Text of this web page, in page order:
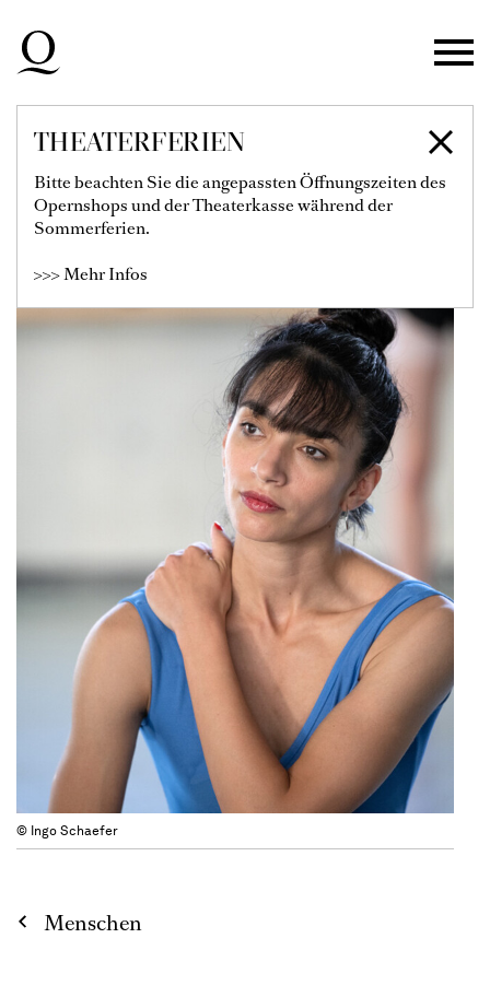
Zur Hauptnavigation springen
Zum Hauptinhalt springen
Zum Footer springen
THEATERFERIEN
Bitte beachten Sie die angepassten Öffnungszeiten des
Opernshops und der Theaterkasse während der
Sommerferien.
>>> Mehr Infos
LARA DELFINO
© Ingo Schaefer
Menschen